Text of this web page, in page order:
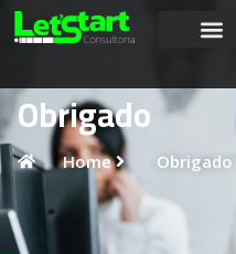
Obrigado
Home Obrigado